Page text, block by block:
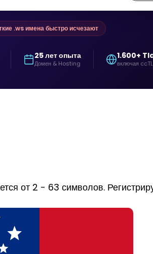
.ws имена быстро исчезают
25 лет опыта
Домен & Hosting
1.600+
включая
от 2 - 63 символов.